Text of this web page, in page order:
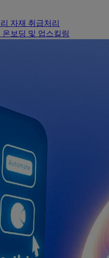
자재 취급처리
온보딩 및 업스킬링